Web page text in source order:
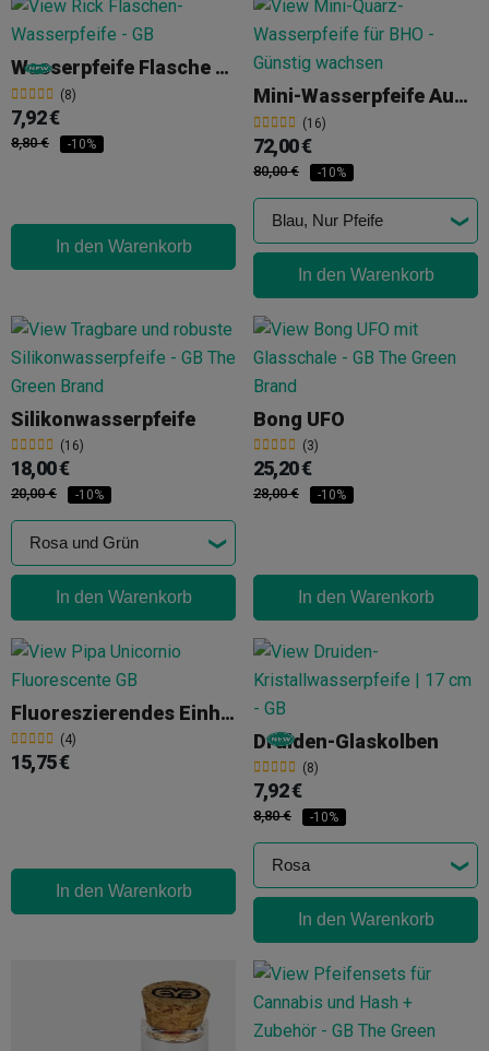
Wasserpfeife Flasche 20 Cm
(8)
7,92 €
8,80 € -10%
In den Warenkorb
Mini-Wasserpfeife Aus Quarz Für BHO
(16)
72,00 €
80,00 € -10%
In den Warenkorb
Silikonwasserpfeife
(16)
18,00 €
20,00 € -10%
In den Warenkorb
Bong UFO
(3)
25,20 €
28,00 € -10%
In den Warenkorb
Fluoreszierendes Einhorn-Bong GB
(4)
15,75 €
In den Warenkorb
Druiden-Glaskolben
(8)
7,92 €
8,80 € -10%
In den Warenkorb